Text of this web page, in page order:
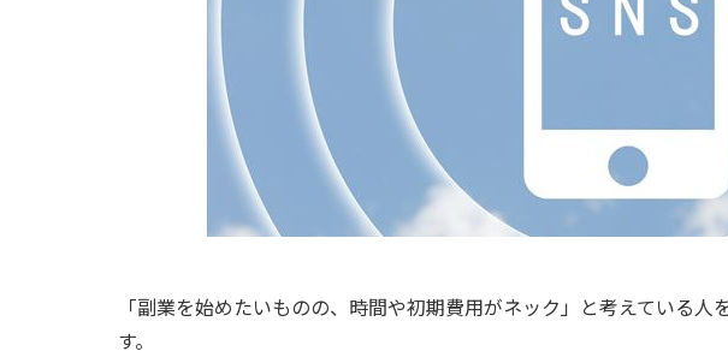
「副業を始めたいものの、時間や初期費用がネック」と考えている
す。